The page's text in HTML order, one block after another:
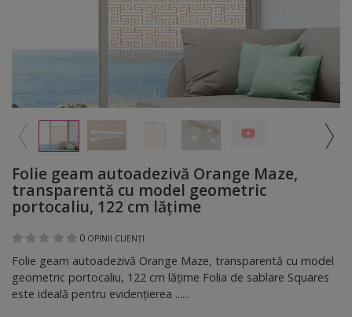
Folie geam autoadezivă Orange Maze,
transparentă cu model geometric
portocaliu, 122 cm lăţime
0 OPINII CLIENȚI
Folie geam autoadezivă Orange Maze, transparentă cu model
geometric portocaliu, 122 cm lăţime Folia de sablare Squares
este ideală pentru evidenţierea ......